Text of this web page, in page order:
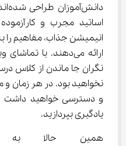
اساتید مجرب و
انیمیشن جذاب، مفاهیم را
ارائه می‌دهند. با
نگران جا ماندن از کلاس
نخواهید بود. در هر زمان و
یادگیری بپردازید.
همین حالا